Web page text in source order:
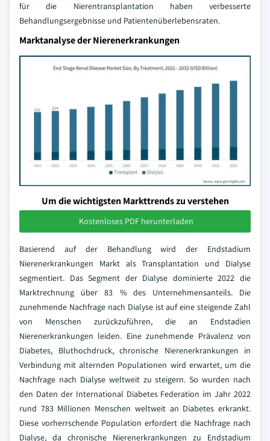
für die Nierentransplantation haben verbesserte
Behandlungsergebnisse und Patientenüberlebensraten.
Marktanalyse der Nierenerkrankungen
Um die wichtigsten Markttrends zu verstehen
Kostenloses PDF herunterladen
Basierend auf der Behandlung wird der Endstadium
Nierenerkrankungen Markt als Transplantation und Dialyse
segmentiert. Das Segment der Dialyse dominierte 2022 die
Marktrechnung über 83 % des Unternehmensanteils. Die
zunehmende Nachfrage nach Dialyse ist auf eine steigende Zahl
von Menschen zurückzuführen, die an Endstadien
Nierenerkrankungen leiden. Eine zunehmende Prävalenz von
Diabetes, Bluthochdruck, chronische Nierenerkrankungen in
Verbindung mit alternden Populationen wird erwartet, um die
Nachfrage nach Dialyse weltweit zu steigern. So wurden nach
den Daten der International Diabetes Federation im Jahr 2022
rund 783 Millionen Menschen weltweit an Diabetes erkrankt.
Diese vorherrschende Population erfordert die Nachfrage nach
Dialyse, da chronische Nierenerkrankungen zu Endstadium